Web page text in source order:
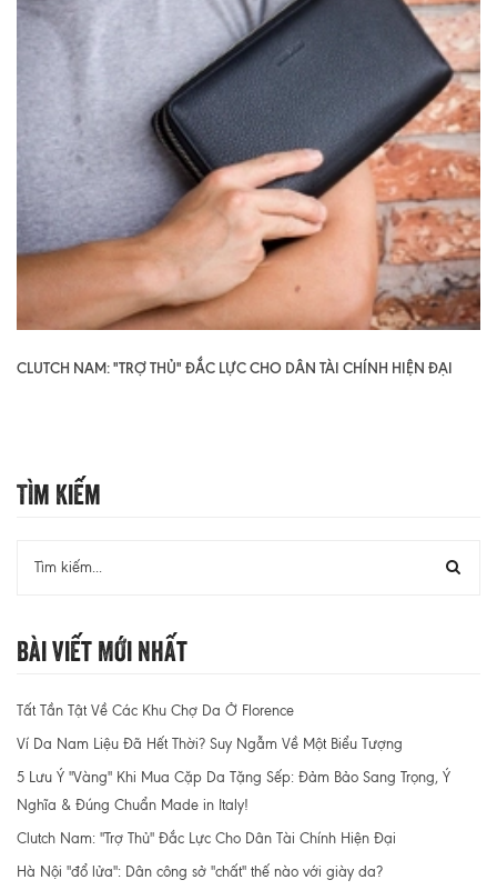
CLUTCH NAM: "TRỢ THỦ" ĐẮC LỰC CHO DÂN TÀI CHÍNH HIỆN ĐẠI
Tìm Kiếm
Bài Viết Mới Nhất
Tất Tần Tật Về Các Khu Chợ Da Ở Florence
Ví Da Nam Liệu Đã Hết Thời? Suy Ngẫm Về Một Biểu Tượng
5 Lưu Ý "Vàng" Khi Mua Cặp Da Tặng Sếp: Đảm Bảo Sang Trọng, Ý
Nghĩa & Đúng Chuẩn Made in Italy!
Clutch Nam: "Trợ Thủ" Đắc Lực Cho Dân Tài Chính Hiện Đại
Hà Nội "đổ lửa": Dân công sở "chất" thế nào với giày da?